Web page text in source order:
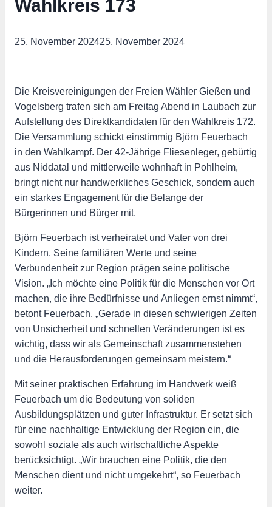
Wahlkreis 173
25. November 202425. November 2024
Die Kreisvereinigungen der Freien Wähler Gießen und
Vogelsberg trafen sich am Freitag Abend in Laubach zur
Aufstellung des Direktkandidaten für den Wahlkreis 172.
Die Versammlung schickt einstimmig Björn Feuerbach
in den Wahlkampf. Der 42-Jährige Fliesenleger, gebürtig
aus Niddatal und mittlerweile wohnhaft in Pohlheim,
bringt nicht nur handwerkliches Geschick, sondern auch
ein starkes Engagement für die Belange der
Bürgerinnen und Bürger mit.
Björn Feuerbach ist verheiratet und Vater von drei
Kindern. Seine familiären Werte und seine
Verbundenheit zur Region prägen seine politische
Vision. „Ich möchte eine Politik für die Menschen vor Ort
machen, die ihre Bedürfnisse und Anliegen ernst nimmt“,
betont Feuerbach. „Gerade in diesen schwierigen Zeiten
von Unsicherheit und schnellen Veränderungen ist es
wichtig, dass wir als Gemeinschaft zusammenstehen
und die Herausforderungen gemeinsam meistern.“
Mit seiner praktischen Erfahrung im Handwerk weiß
Feuerbach um die Bedeutung von soliden
Ausbildungsplätzen und guter Infrastruktur. Er setzt sich
für eine nachhaltige Entwicklung der Region ein, die
sowohl soziale als auch wirtschaftliche Aspekte
berücksichtigt. „Wir brauchen eine Politik, die den
Menschen dient und nicht umgekehrt“, so Feuerbach
weiter.